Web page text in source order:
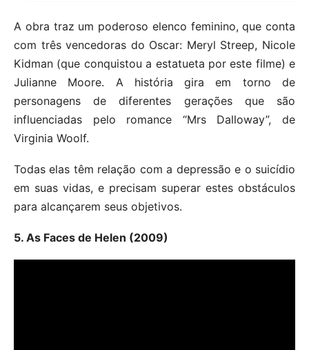
A obra traz um poderoso elenco feminino, que conta
com três vencedoras do Oscar: Meryl Streep, Nicole
Kidman (que conquistou a estatueta por este filme) e
Julianne Moore. A história gira em torno de
personagens de diferentes gerações que são
influenciadas pelo romance “Mrs Dalloway”, de
Virginia Woolf.
Todas elas têm relação com a depressão e o suicídio
em suas vidas, e precisam superar estes obstáculos
para alcançarem seus objetivos.
5. As Faces de Helen (2009)